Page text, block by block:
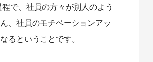
で、社員の方々が別人のよう
、社員のモチベーションアッ
るということです。